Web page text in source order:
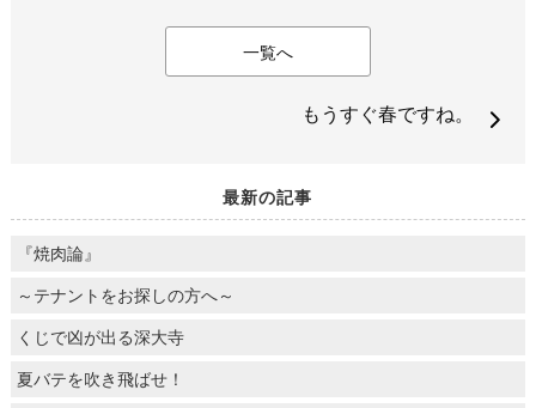
一覧へ
もうすぐ春ですね。
最新の記事
『焼肉論』
～テナントをお探しの方へ～
くじで凶が出る深大寺
夏バテを吹き飛ばせ！